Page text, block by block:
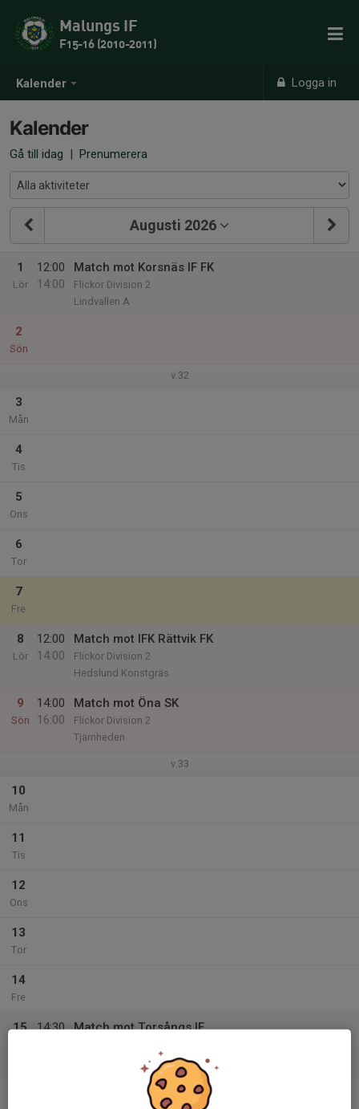
Kalender Logga in
Malungs IF
F15-16 (2010-2011)
Kalender
Gå till idag | Prenumerera
Augusti 2026
1
Lör
12:00
14:00
Match mot Korsnäs IF FK
Flickor Division 2
Lindvallen A
2
Sön
v.32
3
Mån
4
Tis
5
Ons
6
Tor
7
Fre
8
Lör
12:00
14:00
Match mot IFK Rättvik FK
Flickor Division 2
Hedslund Konstgräs
9
Sön
14:00
16:00
Match mot Öna SK
Flickor Division 2
Tjärnheden
v.33
10
Mån
11
Tis
12
Ons
13
Tor
14
Fre
15
14:30
Match mot Torsångs IF